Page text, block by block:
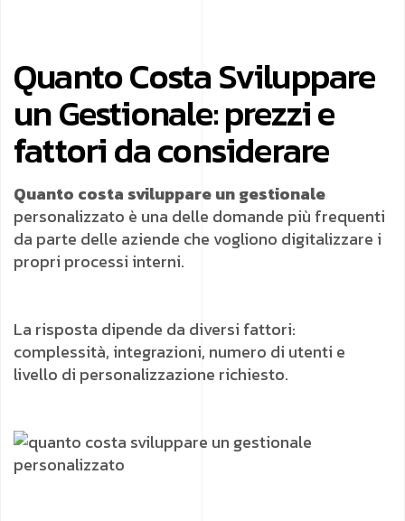
Quanto Costa Sviluppare
un Gestionale: prezzi e
fattori da considerare
Quanto costa sviluppare un gestionale
personalizzato è una delle domande più frequenti
da parte delle aziende che vogliono digitalizzare i
propri processi interni.
La risposta dipende da diversi fattori:
complessità, integrazioni, numero di utenti e
livello di personalizzazione richiesto.